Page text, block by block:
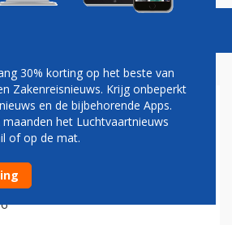
maaltijden op Europese
30% korting op het beste van
Zakenreisnieuws. Krijg onbeperkt
en de bijbehorende Apps.
het Luchtvaartnieuws
of op de mat.